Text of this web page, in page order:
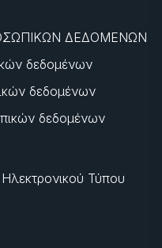
ΔΕΔΟΜΕΝΩΝ
δεδομένων
δεδομένων
δεδομένων
Τύπου